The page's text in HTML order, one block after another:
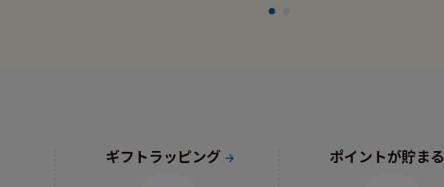
ギフトラッピング ポイントが貯まる